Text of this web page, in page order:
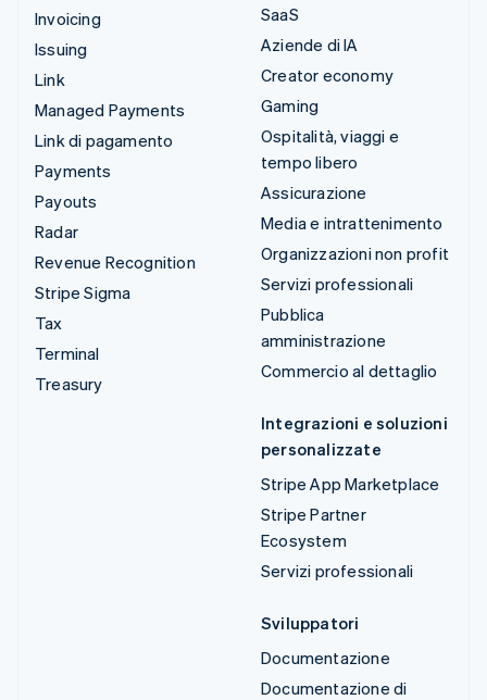
Invoicing
Issuing
Link
Managed Payments
Link di pagamento
Payments
Payouts
Radar
Revenue Recognition
Stripe Sigma
Tax
Terminal
Treasury
SaaS
Aziende di IA
Creator economy
Gaming
Ospitalità, viaggi e
tempo libero
Assicurazione
Media e intrattenimento
Organizzazioni non profit
Servizi professionali
Pubblica
amministrazione
Commercio al dettaglio
Integrazioni e soluzioni
personalizzate
Stripe App Marketplace
Stripe Partner
Ecosystem
Servizi professionali
Sviluppatori
Documentazione
Documentazione di